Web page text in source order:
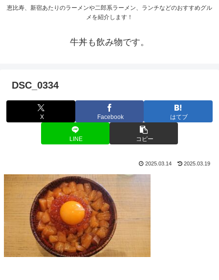
恵比寿、新宿あたりのラーメンや二郎系ラーメン、ランチなどのおすすめグル
メを紹介します！
牛丼も飲み物です。
DSC_0334
X Facebook はてブ
LINE コピー
2025.03.14 2025.03.19